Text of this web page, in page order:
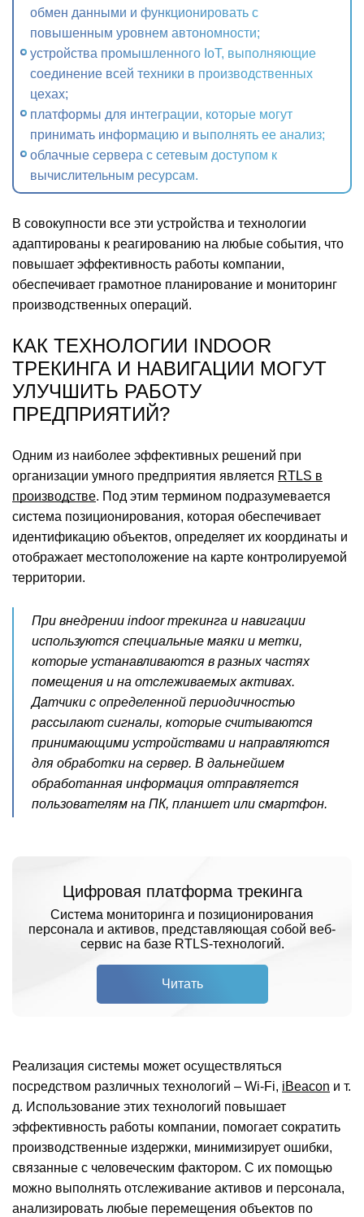
обмен данными и функционировать с
повышенным уровнем автономности;
устройства промышленного IoT, выполняющие
соединение всей техники в производственных
цехах;
платформы для интеграции, которые могут
принимать информацию и выполнять ее анализ;
облачные сервера с сетевым доступом к
вычислительным ресурсам.
В совокупности все эти устройства и технологии
адаптированы к реагированию на любые события, что
повышает эффективность работы компании,
обеспечивает грамотное планирование и мониторинг
производственных операций.
КАК ТЕХНОЛОГИИ INDOOR
ТРЕКИНГА И НАВИГАЦИИ МОГУТ
УЛУЧШИТЬ РАБОТУ
ПРЕДПРИЯТИЙ?
Одним из наиболее эффективных решений при
организации умного предприятия является RTLS в
производстве. Под этим термином подразумевается
система позиционирования, которая обеспечивает
идентификацию объектов, определяет их координаты и
отображает местоположение на карте контролируемой
территории.
При внедрении indoor трекинга и навигации
используются специальные маяки и метки,
которые устанавливаются в разных частях
помещения и на отслеживаемых активах.
Датчики с определенной периодичностью
рассылают сигналы, которые считываются
принимающими устройствами и направляются
для обработки на сервер. В дальнейшем
обработанная информация отправляется
пользователям на ПК, планшет или смартфон.
Цифровая платформа трекинга
Система мониторинга и позиционирования
персонала и активов, представляющая собой веб-
сервис на базе RTLS-технологий.
Читать
Реализация системы может осуществляться
посредством различных технологий – Wi-Fi, iBeacon и т.
д. Использование этих технологий повышает
эффективность работы компании, помогает сократить
производственные издержки, минимизирует ошибки,
связанные с человеческим фактором. С их помощью
можно выполнять отслеживание активов и персонала,
анализировать любые перемещения объектов по